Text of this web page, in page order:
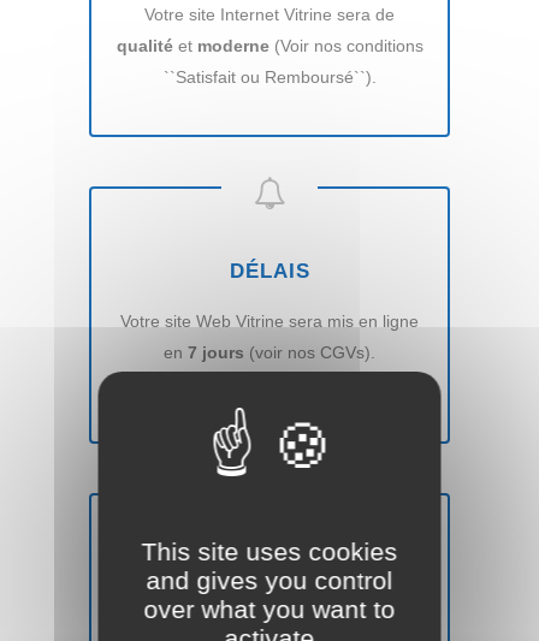
Votre site Internet Vitrine sera de
qualitéet moderne(Voir nos conditions
``Satisfait ou Remboursé``).
DÉLAIS
Votre site Web Vitrine sera mis en ligne
en 7 jours (voir nos CGVs).
SATISFAIT OU REMBOURSÉ
satisfait
This site uses cookies
and gives you control
over what you want to